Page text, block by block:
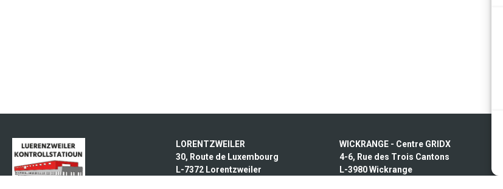
LORENTZWEILER
30, Route de Luxembourg
L-7372 Lorentzweiler
WICKRANGE - Centre GRIDX
4-6, Rue des Trois Cantons
L-3980 Wickrange